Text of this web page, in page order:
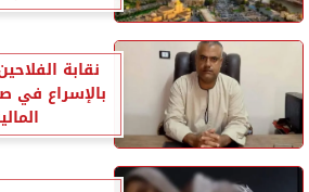
نقابة
بالإسراع في